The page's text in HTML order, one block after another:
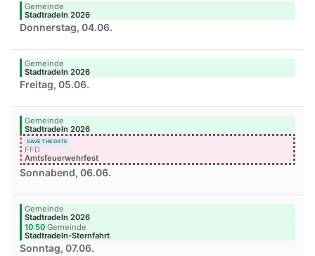
Gemeinde
Stadtradeln 2026
Donnerstag, 04.06.
Gemeinde
Stadtradeln 2026
Freitag, 05.06.
Gemeinde
Stadtradeln 2026
SAVE THE DATE
FFD
Amtsfeuerwehrfest
Sonnabend, 06.06.
Gemeinde
Stadtradeln 2026
10:50 Gemeinde
Stadtradeln-Sternfahrt
Sonntag, 07.06.